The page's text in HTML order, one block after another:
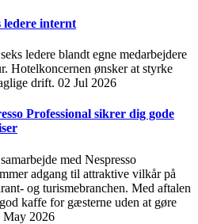
ledere internt
ledere blandt egne medarbejdere
Hotelkoncernen ønsker at styrke
drift. 02 Jul 2026
Professional sikrer dig gode
med Nespresso
adgang til attraktive vilkår på
og turismebranchen. Med aftalen
kaffe for gæsterne uden at gøre
May 2026